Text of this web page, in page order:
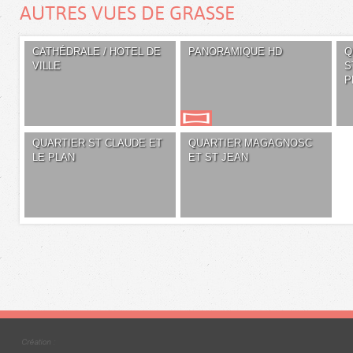
AUTRES VUES DE GRASSE
CATHÉDRALE / HOTEL DE
VILLE
PANORAMIQUE HD
QUARTIER ST CLAUDE ET
LE PLAN
QUARTIER MAGAGNOSC
ET ST JEAN